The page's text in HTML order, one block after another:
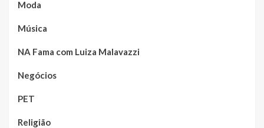
Moda
Música
NA Fama com Luiza Malavazzi
Negócios
PET
Religião